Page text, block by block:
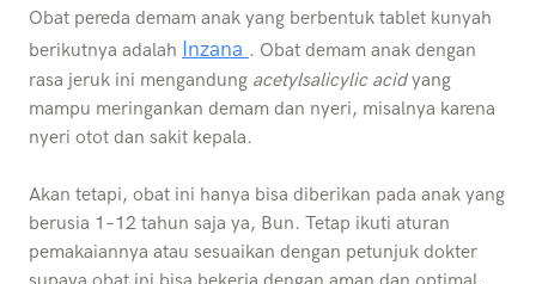
Obat pereda demam anak yang berbentuk tablet kunyah
berikutnya adalah Inzana . Obat demam anak dengan
rasa jeruk ini mengandung acetylsalicylic acidyang
mampu meringankan demam dan nyeri, misalnya karena
nyeri otot dan sakit kepala.
Akan tetapi, obat ini hanya bisa diberikan pada anak yang
berusia 1–12 tahun saja ya, Bun. Tetap ikuti aturan
pemakaiannya atau sesuaikan dengan petunjuk dokter